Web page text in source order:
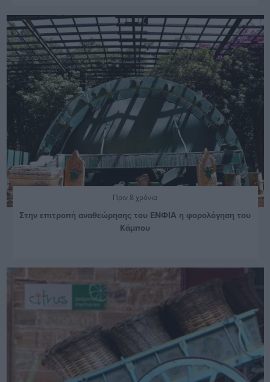
Πριν 8 χρόνια
Στην επιτροπή αναθεώρησης του ΕΝΦΙΑ η φορολόγηση του
Κάμπου